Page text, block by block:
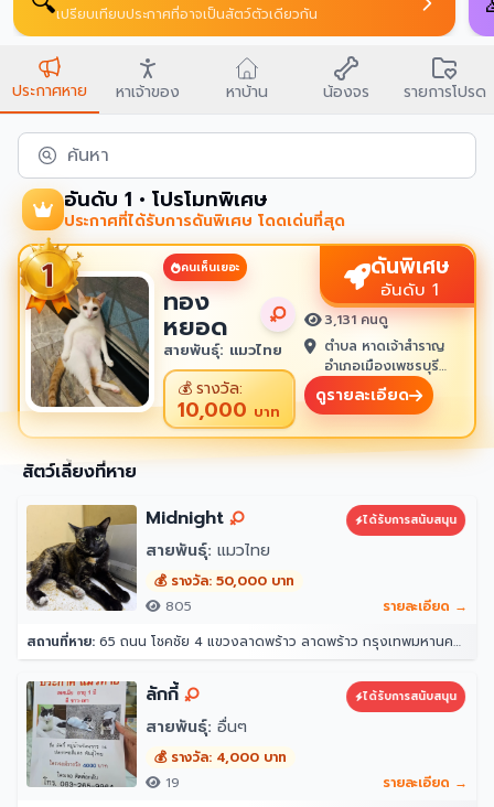
เปรียบเทียบประกาศที่อาจเป็นสัตว์ตัวเดียวกัน
ประกาศหาย หาเจ้าของ หาบ้าน น้องจร รายการโปรด
ค้นหา
อันดับ 1 • โปรโมทพิเศษ
ประกาศที่ได้รับการดันพิเศษ โดดเด่นที่สุด
คนเห็นเยอะ
ทอง
หยอด
สายพันธุ์: แมวไทย
💰รางวัล:
10,000 บาท
ดันพิเศษ
อันดับ 1
3,131 คนดู
ตำบล หาดเจ้าสำราญ
อำเภอเมืองเพชรบุรี
เพชรบุรี 76100
ดูรายละเอียด
สัตว์เลี้ยงที่หาย
Midnight
ได้รับการสนับสนุน
สายพันธุ์: แมวไทย
💰 รางวัล: 50,000 บาท
805
รายละเอียด →
สถานที่หาย: 65 ถนน โชคชัย 4 แขวงลาดพร้าว ลาดพร้าว กรุงเทพมหานคร 10230
ลักกี้ ได้รับการสนับสนุน
สายพันธุ์: อื่นๆ
💰 รางวัล: 4,000 บาท
19
รายละเอียด →